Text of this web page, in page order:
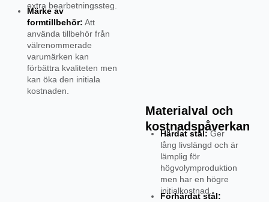
extra bearbetningssteg.
Märke av
formtillbehör: Att
använda tillbehör från
välrenommerade
varumärken kan
förbättra kvaliteten men
kan öka den initiala
kostnaden.
Materialval och
kostnadspåverkan
Härdat stål:Ger
lång livslängd och är
lämplig för
högvolymproduktion
men har en högre
initialkostnad.
Förhärdat stål: